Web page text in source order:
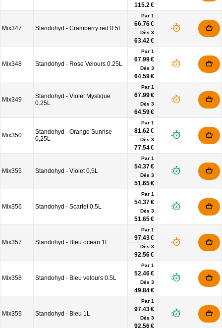
115.2 €
Mix347 Standohyd - Cramberry red 0.5L
Par 1
66.76 €
Dès 3
63.42 €
Mix348 Standohyd - Rose Velours 0.25L
Par 1
67.99 €
Dès 3
64.59 €
Mix349
Standohyd - Violet Mystique
0.25L
Par 1
67.99 €
Dès 3
64.59 €
Mix350
Standohyd - Orange Sunrise
0,25L
Par 1
81.62 €
Dès 3
77.54 €
Mix355 Standohyd - Violet 0,5L
Par 1
54.37 €
Dès 3
51.65 €
Mix356 Standohyd - Scarlet 0,5L
Par 1
54.37 €
Dès 3
51.65 €
Mix357 Standohyd - Bleu ocean 1L
Par 1
97.43 €
Dès 3
92.56 €
Mix358 Standohyd - Bleu velours 0.5L
Par 1
52.46 €
Dès 3
49.84 €
Mix359 Standohyd - Bleu 1L
Par 1
97.43 €
Dès 3
92.56 €